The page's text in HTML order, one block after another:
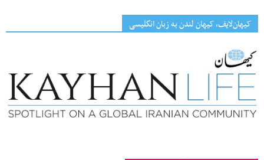
کیهان‌لایف، کیهان لندن به زبان انگلیسی